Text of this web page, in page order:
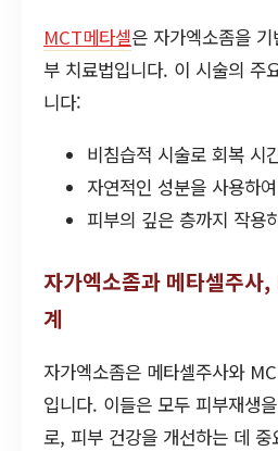
MCT메타셀은 자가엑소좀을
부 치료법입니다. 이 시술의 주
니다:
비침습적 시술로 회복 시
자연적인 성분을 사용하
피부의 깊은 층까지 작용
자가엑소좀과 메타셀주사
계
자가엑소좀은 메타셀주사와
입니다. 이들은 모두 피부재생
로, 피부 건강을 개선하는 데